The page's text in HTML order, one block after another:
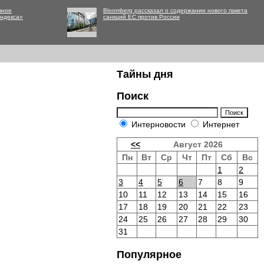
Bloomberg рассказал о содержании нового пакета
санкций ЕС против России
Тайны дня
Поиск
Интерновости Интернет
<<
Август 2026
Пн
Вт Ср Чт Пт Сб
Вс
1
2
3
4 5 6 7 8
9
10
11 12 13 14 15
16
17
18 19 20 21 22
23
24
25 26 27 28 29
30
31
Популярное